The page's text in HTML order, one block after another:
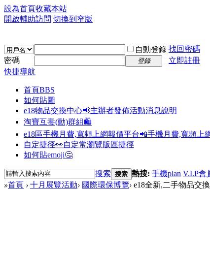
設為首頁收藏本站
開啟輔助訪問 切換到窄版
自動登錄 找回密碼
密碼
登錄
立即註冊
快捷導航
首頁BBS
如何貼圖
e18物品交換中心📢主辦者發佈活動消息說明
淘寶互毒(動)群組🛍️
e18區手機月費,寬頻上網報價平台📲手機月費,寬頻上
自定捷徑👀自定常瀏覽版區捷徑
如何貼emoji🤔
搜索 搜索 熱搜: 手機plan V.I.P會
»首頁 › 十月展覽活動› 國際環保博覽› e18全新,二手物品交